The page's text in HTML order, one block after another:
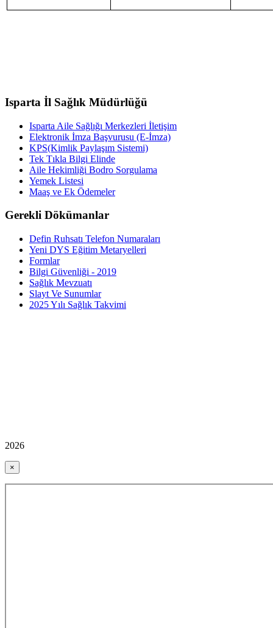
Isparta İl Sağlık Müdürlüğü
Isparta Aile Sağlığı Merkezleri İletişim
Elektronik İmza Başvurusu (E-İmza)
KPS(Kimlik Paylaşım Sistemi)
Tek Tıkla Bilgi Elinde
Aile Hekimliği Bodro Sorgulama
Yemek Listesi
Maaş ve Ek Ödemeler
Gerekli Dökümanlar
Defin Ruhsatı Telefon Numaraları
Yeni DYS Eğitim Metaryelleri
Formlar
Bilgi Güvenliği - 2019
Sağlık Mevzuatı
Slayt Ve Sunumlar
2025 Yılı Sağlık Takvimi
2026
×